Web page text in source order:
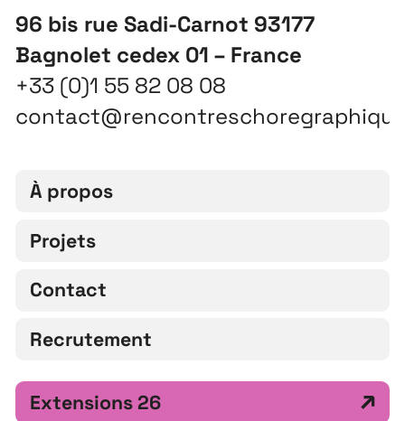
96 bis rue Sadi-Carnot 93177
Bagnolet cedex 01 – France
+33 (0)1 55 82 08 08
À propos
Projets
Contact
Recrutement
Extensions 26